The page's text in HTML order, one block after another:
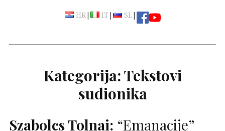
HR| IT | SL|
Kategorija:Tekstovi
sudionika
Szabolcs Tolnai: “Emanacije”